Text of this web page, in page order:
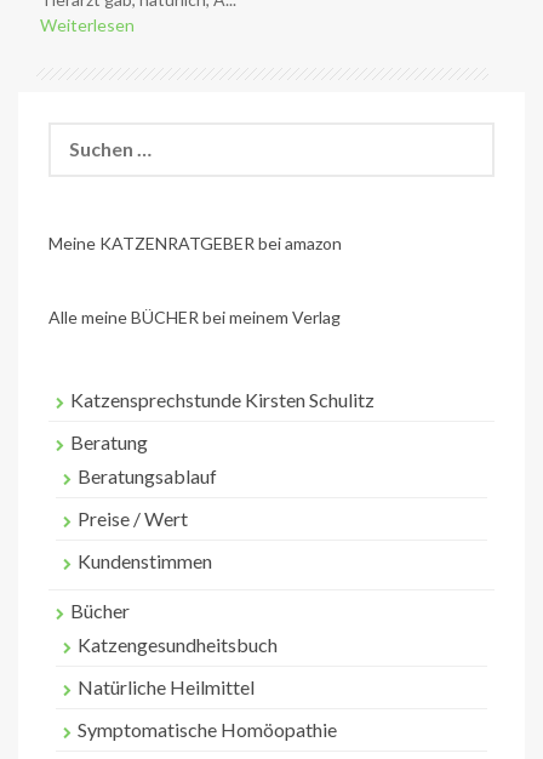
Weiterlesen
nach:
Meine KATZENRATGEBER bei amazon
Alle meine BÜCHER bei meinem Verlag
Katzensprechstunde Kirsten Schulitz
Beratung
Beratungsablauf
Preise / Wert
Kundenstimmen
Bücher
Katzengesundheitsbuch
Natürliche Heilmittel
Symptomatische Homöopathie